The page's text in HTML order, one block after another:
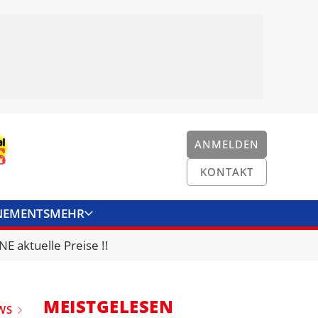
ANMELDEN
KONTAKT
MEHR
KONTAKT
aktuelle Preise !!
MEISTGELESEN